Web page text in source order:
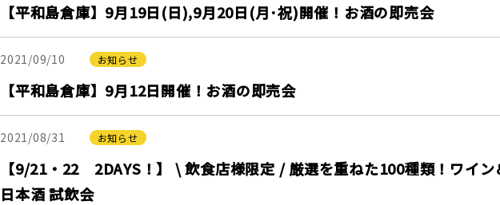
【平和島倉庫】9月19日(日),9月20日(月･祝)開催！お酒の即売会
2021/09/10 お知らせ
【平和島倉庫】9月12日開催！お酒の即売会
2021/08/31 お知らせ
【9/21・22 2DAYS！】 \ 飲食店様限定 / 厳選を重ねた100種類！ワイン
日本酒 試飲会